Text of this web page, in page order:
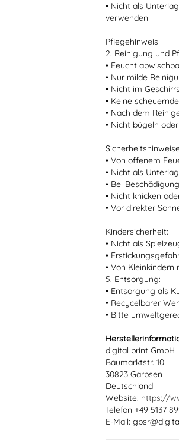
• Nicht als
verwenden
Pflegehinweis
2. Reinigung und
• Feucht
• Nur milde
• Nicht im
• Keine
• Nach dem
• Nicht bügeln
• Von offenem
• Nicht als
• Bei
• Nicht knicken
• Vor direkter
Kindersicherheit:
• Nicht als
•
• Von
5. Entsorgung:
• Entsorgung als
• Recycelbarer
• Bitte
digital print GmbH
Baumarktstr. 10
30823 Garbsen
Deutschland
Website: https://
Telefon +49 5137
E-Mail: